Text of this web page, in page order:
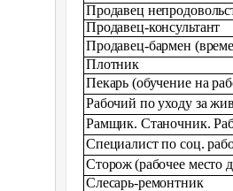
Продавец
Продавец-консультант
Продавец-бармен
Плотник
Пекарь (обучение на
Рабочий по уходу за
Рамщик. Станочник.
Специалист по соц.
Сторож(рабочее место
Слесарь-ремонтник